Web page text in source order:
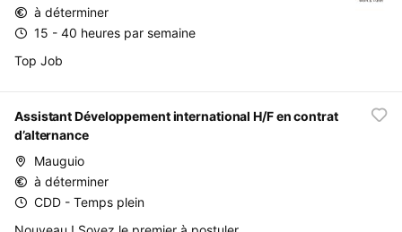
à déterminer
15 - 40 heures par semaine
Top Job
Assistant Développement international H/F en contrat
d’alternance
Mauguio
à déterminer
CDD - Temps plein